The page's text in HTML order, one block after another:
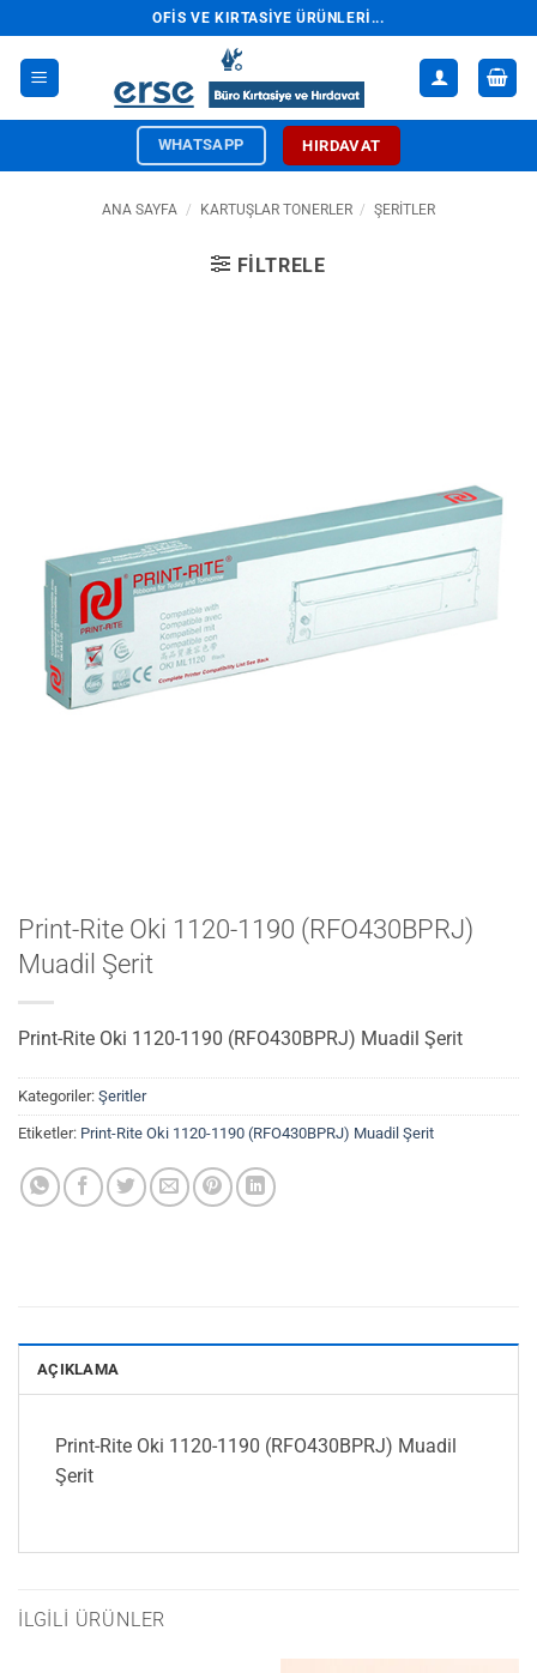
atla
OFIS VE KIRTASIYE ÜRÜNLERI...
WHATSAPP HIRDAVAT
ANA SAYFA / KARTUŞLAR TONERLER / ŞERITLER
FILTRELE
Print-Rite Oki 1120-1190 (RFO430BPRJ)
Muadil Şerit
Print-Rite Oki 1120-1190 (RFO430BPRJ) Muadil Şerit
Kategoriler: Şeritler
Etiketler: Print-Rite Oki 1120-1190 (RFO430BPRJ) Muadil Şerit
AÇIKLAMA
Print-Rite Oki 1120-1190 (RFO430BPRJ) Muadil
Şerit
İLGILI ÜRÜNLER